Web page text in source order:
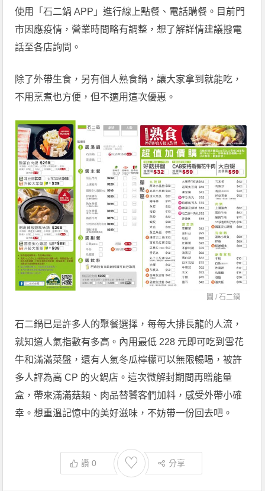
使用「石二鍋 APP」進行線上點餐、電話購餐。目前門
市因應疫情，營業時間略有調整，想了解詳情建議撥電
話至各店詢問。
除了外帶生食，另有個人熟食鍋，讓大家拿到就能吃，
不用烹煮也方便，但不適用這次優惠。
圖 / 石二鍋
石二鍋已是許多人的聚餐選擇，每每大排長龍的人流，
就知道人氣指數有多高。內用最低 228 元即可吃到雪花
牛和滿滿菜盤，還有人氣冬瓜檸檬可以無限暢喝，被許
多人評為高 CP 的火鍋店。這次微解封期間再贈能量
盒，帶來滿滿菇類、肉品替饕客們加料，感受外帶小確
幸。想重溫記憶中的美好滋味，不妨帶一份回去吧。
讚0 ♡ 分享